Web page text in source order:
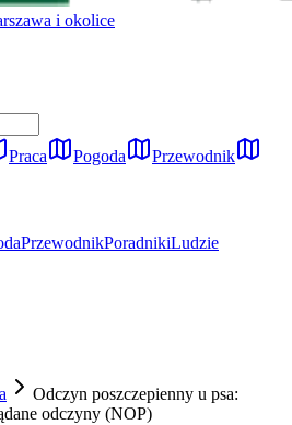
i okolice
Praca Pogoda
Przewodnik
PrzewodnikPoradnikiLudzie
Odczyn poszczepienny u psa:
odczyny (NOP)